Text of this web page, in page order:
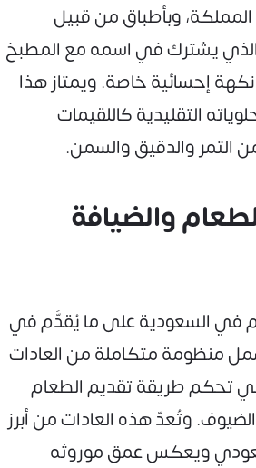
المملكة، وبأطباق من قبيل
يشترك في اسمه مع المطبخ
إحسائية خاصة. ويمتاز هذا
التقليدية كاللقيمات
التمر والدقيق والسمن.
والضيافة
في السعودية على ما يُقدَّم في
منظومة متكاملة من العادات
تحكم طريقة تقديم الطعام
وتُعدّ هذه العادات من أبرز
ويعكس عمق موروثه